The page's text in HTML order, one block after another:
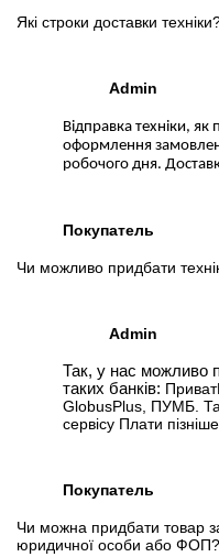
Які строки доставки
Admin
Відправка техніки,
оформлення
робочого дня.
Покупатель
Чи можливо придбати
Admin
Так, у нас можливо
таких банків:
GlobusPlus, ПУМБ.
сервісу Плати пізніше.
Покупатель
Чи можна придбати товар
юридичної особи або ФОП?